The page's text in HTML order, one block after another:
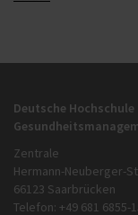
Deutsche
Zentrale
Hermann-Neuberger-
66123 Saarbrücken
Telefon: +49 681 6855-